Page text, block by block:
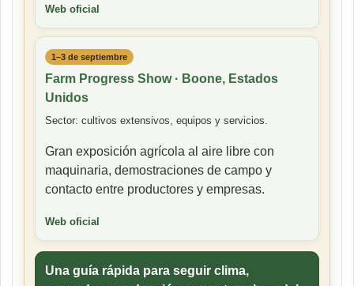
Web oficial
1–3 de septiembre
Farm Progress Show · Boone, Estados
Unidos
Sector: cultivos extensivos, equipos y servicios.
Gran exposición agrícola al aire libre con
maquinaria, demostraciones de campo y
contacto entre productores y empresas.
Web oficial
Una guía rápida para seguir clima,